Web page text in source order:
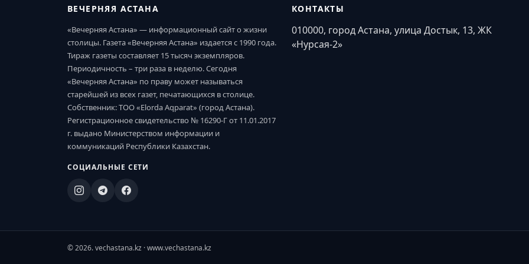
ВЕЧЕРНЯЯ АСТАНА
«Вечерняя Астана» — информационный сайт о жизни
столицы. Газета «Вечерняя Астана» издается с 1990 года.
Тираж газеты составляет 15 тысяч экземпляров.
Периодичность – три раза в неделю. Сегодня
«Вечерняя Астана» по праву может называться
старейшей из всех газет, печатающихся в столице.
Собственник: ТОО «Elorda Aqparat» (город Астана).
Регистрационное свидетельство № 16290-Г от 11.01.2017
г. выдано Министерством информации и
коммуникаций Республики Казахстан.
СОЦИАЛЬНЫЕ СЕТИ
КОНТАКТЫ
010000, город Астана, улица Достык, 13, ЖК
«Нурсая-2»
© 2026. vechastana.kz · www.vechastana.kz